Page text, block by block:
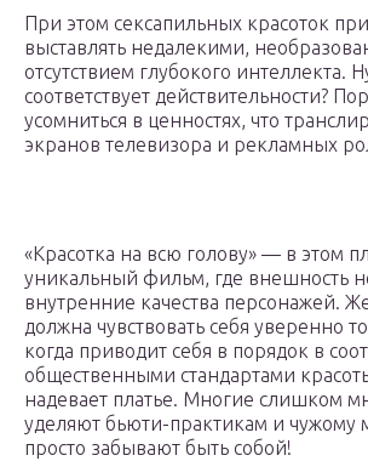
При этом сексапильных красоток
выставлять недалекими,
отсутствием глубокого интеллекта.
соответствует действительности?
усомниться в ценностях, что
экранов телевизора и рекламных
«Красотка на всю голову» — в этом
уникальный фильм, где внешность
внутренние качества персонажей.
должна чувствовать себя уверенно
когда приводит себя в порядок в
общественными стандартами
надевает платье. Многие слишком
уделяют бьюти-практикам и чужому
просто забывают быть собой!